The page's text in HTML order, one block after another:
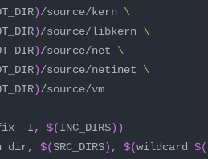
)/source/kern
)/source/libkern
)/source/net
)/source/netinet
)
-I, $(INC_DIRS))
dir, $(SRC_DIRS) , $(wildcard $(